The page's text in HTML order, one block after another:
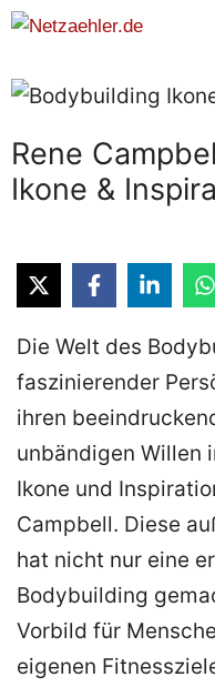
Zum
springen
Rene
Ikone &
Die Welt des
faszinierender
ihren
unbändigen Willen
Ikone und
Campbell. Diese
hat nicht nur eine
Bodybuilding
Vorbild für
eigenen